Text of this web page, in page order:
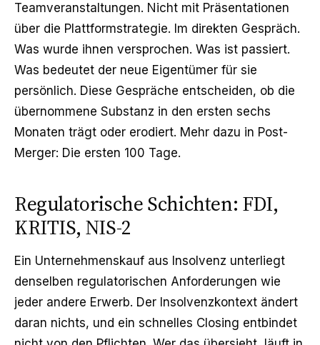
Teamveranstaltungen. Nicht mit Präsentationen
über die Plattformstrategie. Im direkten Gespräch.
Was wurde ihnen versprochen. Was ist passiert.
Was bedeutet der neue Eigentümer für sie
persönlich. Diese Gespräche entscheiden, ob die
übernommene Substanz in den ersten sechs
Monaten trägt oder erodiert. Mehr dazu in Post-
Merger: Die ersten 100 Tage.
Regulatorische Schichten: FDI,
KRITIS, NIS-2
Ein Unternehmenskauf aus Insolvenz unterliegt
denselben regulatorischen Anforderungen wie
jeder andere Erwerb. Der Insolvenzkontext ändert
daran nichts, und ein schnelles Closing entbindet